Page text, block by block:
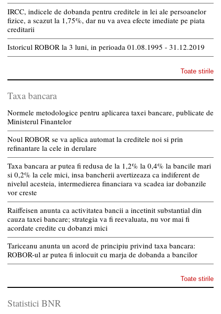
IRCC, indicele de dobanda pentru creditele in lei ale persoanelor
fizice, a scazut la 1,75%, dar nu va avea efecte imediate pe piata
creditarii
Istoricul ROBOR la 3 luni, in perioada 01.08.1995 - 31.12.2019
Toate stirile
Taxa bancara
Normele metodologice pentru aplicarea taxei bancare, publicate de
Ministerul Finantelor
Noul ROBOR se va aplica automat la creditele noi si prin
refinantare la cele in derulare
Taxa bancara ar putea fi redusa de la 1,2% la 0,4% la bancile mari
si 0,2% la cele mici, insa bancherii avertizeaza ca indiferent de
nivelul acesteia, intermedierea financiara va scadea iar dobanzile
vor creste
Raiffeisen anunta ca activitatea bancii a incetinit substantial din
cauza taxei bancare; strategia va fi reevaluata, nu vor mai fi
acordate credite cu dobanzi mici
Tariceanu anunta un acord de principiu privind taxa bancara:
ROBOR-ul ar putea fi inlocuit cu marja de dobanda a bancilor
Toate stirile
Statistici BNR